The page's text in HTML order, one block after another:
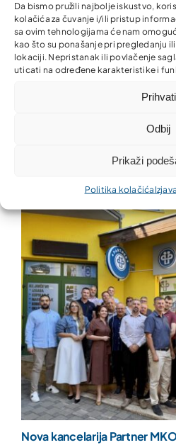
Da bismo pružili najbolje iskustvo,
kolačića za čuvanje i/ili pristup
sa ovim tehnologijama će nam
kao što su ponašanje pri pregledanju
lokaciji. Nepristanak ili povlačenje
uticati na određene karakteristike i
Prihvati
Odbij
Prikaži
Politika kolačića
Zajedno za ljepšu i uredniju
Nova kancelarija Partner